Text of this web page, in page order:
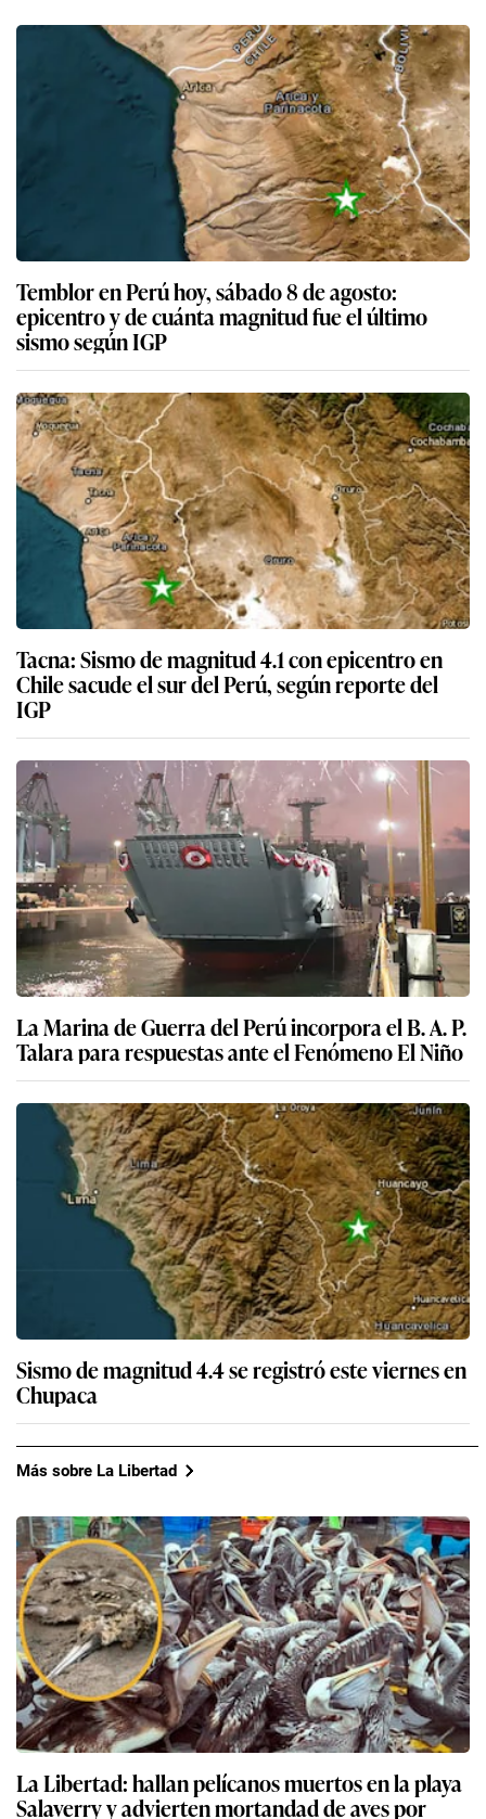
Temblor en Perú hoy, sábado 8 de agosto:
epicentro y de cuánta magnitud fue el último
sismo según IGP
Tacna: Sismo de magnitud 4.1 con epicentro en
Chile sacude el sur del Perú, según reporte del
IGP
La Marina de Guerra del Perú incorpora el B. A. P.
Talara para respuestas ante el Fenómeno El Niño
Sismo de magnitud 4.4 se registró este viernes en
Chupaca
Más sobre La Libertad
La Libertad: hallan pelícanos muertos en la playa
Salaverry y advierten mortandad de aves por